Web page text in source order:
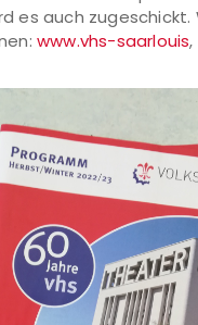
es auch zugeschickt.
www.vhs-saarlouis,